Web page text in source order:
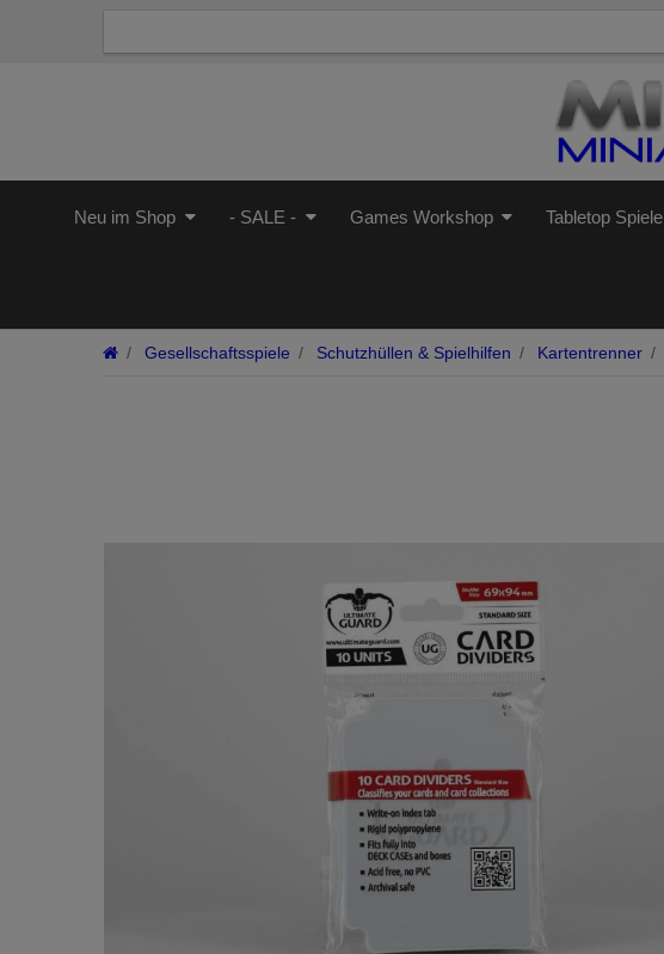
Neu im Shop - SALE - Games Workshop Tabletop Spiele
Gesellschaftsspiele Schutzhüllen & Spielhilfen Kartentrenner